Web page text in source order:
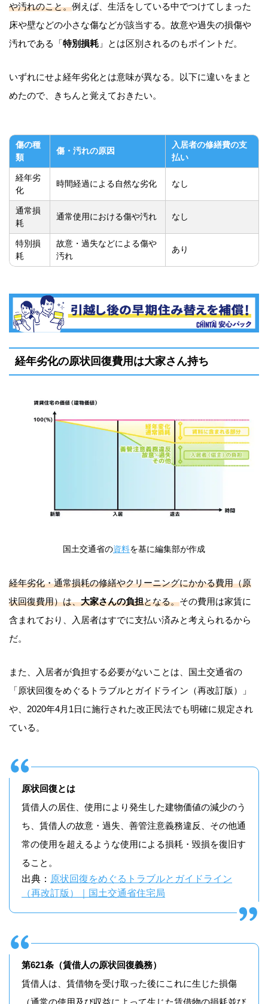
や汚れのこと。例えば、生活をしている中でつけてしまった
床や壁などの小さな傷などが該当する。故意や過失の損傷や
汚れである「特別損耗 」とは区別されるのもポイントだ。
いずれにせよ経年劣化とは意味が異なる。以下に違いをまと
めたので、きちんと覚えておきたい。
傷の種
類
傷・汚れの原因
入居者の修繕費の支
払い
経年劣
化
時間経過による自然な劣化 なし
通常損
耗
通常使用における傷や汚れ なし
特別損
耗
故意・過失などによる傷や
汚れ
あり
経年劣化の原状回復費用は大家さん持ち
国土交通省の資料を基に編集部が作成
経年劣化・通常損耗の修繕やクリーニングにかかる費用（原
状回復費用）は、大家さんの負担となる。その費用は家賃に
含まれており、入居者はすでに支払い済みと考えられるから
だ。
また、入居者が負担する必要がないことは、国土交通省の
「原状回復をめぐるトラブルとガイドライン（再改訂版）」
や、2020年4月1日に施行された改正民法でも明確に規定され
ている。
原状回復とは
賃借人の居住、使用により発生した建物価値の減少のう
ち、賃借人の故意・過失、善管注意義務違反、その他通
常の使用を超えるような使用による損耗・毀損を復旧す
ること。
出典： 原状回復をめぐるトラブルとガイドライン
（再改訂版）｜国土交通省住宅局
第621条（賃借人の原状回復義務）
賃借人は、賃借物を受け取った後にこれに生じた損傷